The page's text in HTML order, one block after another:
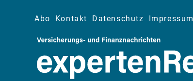
Abo Kontakt Datenschutz Impressum